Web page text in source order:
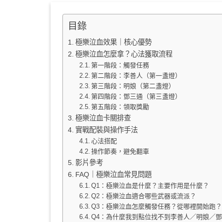
目錄
極樂泣血效果｜核心優勢
極樂泣血怎麼拿？心法獲取流程
第一階段：觸發任務
第二階段：李善人（第一盞燈）
第三階段：明娘（第二盞燈）
第四階段：鄧三通（第三盞燈）
第五階段：領取獎勵
極樂泣血卡關排查
實戰配裝與操作手法
心法搭配
操作節奏，避免翻車
影片參考
FAQ｜極樂泣血常見問題
Q1：極樂泣血是什麼？主要作用是什麼？
Q2：極樂泣血適合哪些武器或流派？
Q3：極樂泣血怎麼觸發任務？從哪裡開始跑？
Q4：為什麼我到點位找不到李善人／明娘／